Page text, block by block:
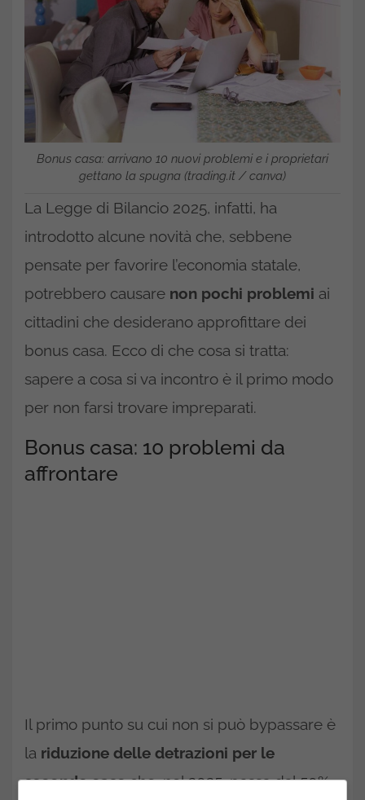
Bonus casa: arrivano 10 nuovi problemi e i proprietari
gettano la spugna (trading.it / canva)
La Legge di Bilancio 2025, infatti, ha
introdotto alcune novità che, sebbene
pensate per favorire l’economia statale,
potrebbero causare non pochi problemi ai
cittadini che desiderano approfittare dei
bonus casa. Ecco di che cosa si tratta:
sapere a cosa si va incontro è il primo modo
per non farsi trovare impreparati.
Bonus casa: 10 problemi da
affrontare
Il primo punto su cui non si può bypassare è
la riduzione delle detrazioni per le
seconde caseche, nel 2025, passa dal 50%